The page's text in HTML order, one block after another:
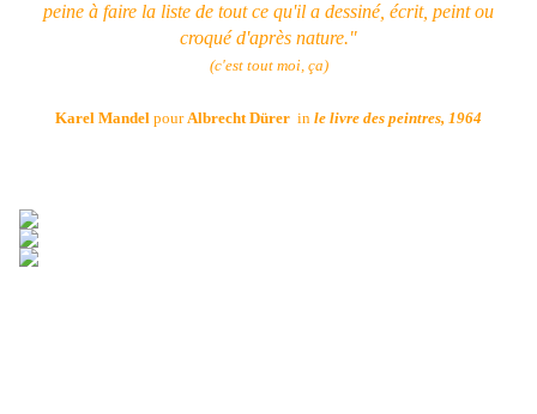
peine à faire la liste de tout ce qu'il a dessiné, écrit, peint ou
croqué d'après nature."
(c'est tout moi, ça)
Karel Mandel pourAlbrecht Dürer in le livre des peintres, 1964